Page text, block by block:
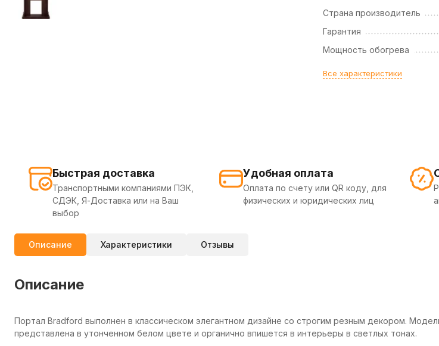
Страна производитель
Гарантия
Мощность обогрева
Все характеристики
Быстрая доставка
Транспортными компаниями ПЭК,
СДЭК, Я-Доставка или на Ваш
выбор
Удобная оплата
Оплата по счету или QR коду, для
физических и юридических лиц
Описание Характеристики Отзывы
Описание
Портал Bradford выполнен в классическом элегантном дизайне со строгим резным декором.
представлена в утонченном белом цвете и органично впишется в интерьеры в светлых тонах.